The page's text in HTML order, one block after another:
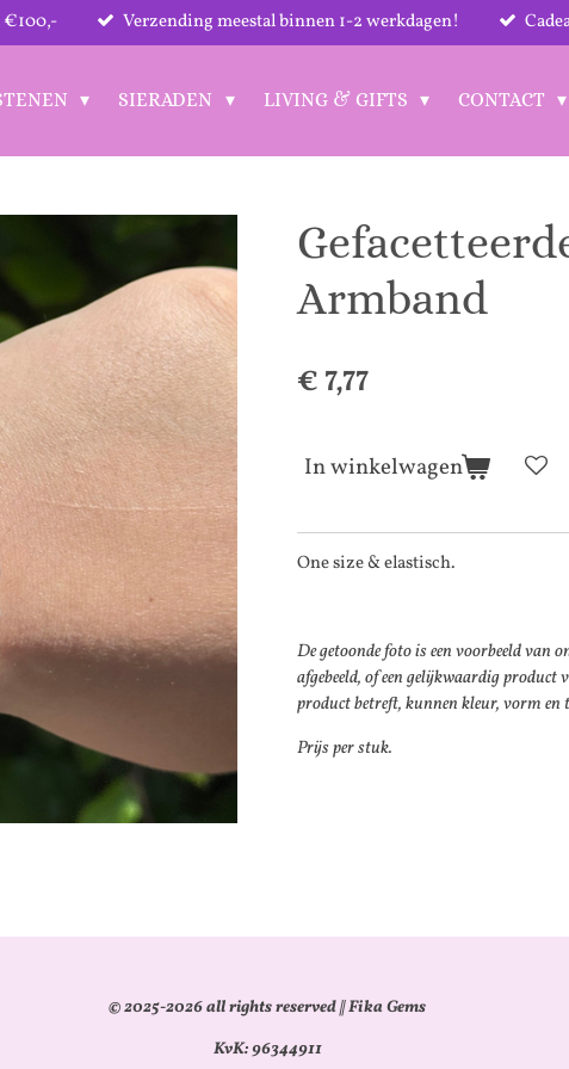
€100,- Verzending meestal binnen 1-2 werkdagen!
SIERADEN LIVING & GIFTS CONTACT
Armband
€ 7,77
In winkelwagen
One size & elastisch.
De getoonde foto is een voorbeeld van
afgebeeld, of een gelijkwaardig
product betreft, kunnen kleur, vorm
Prijs per stuk.
© 2025-2026 all rights reserved || Fika Gems
KvK: 96344911